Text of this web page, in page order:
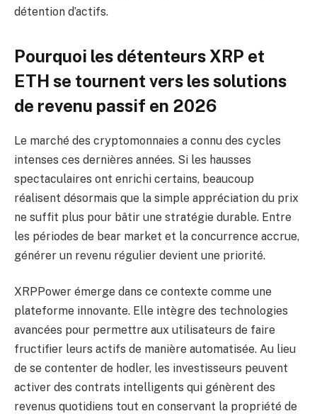
détention d’actifs.
Pourquoi les détenteurs XRP et
ETH se tournent vers les solutions
de revenu passif en 2026
Le marché des cryptomonnaies a connu des cycles
intenses ces dernières années. Si les hausses
spectaculaires ont enrichi certains, beaucoup
réalisent désormais que la simple appréciation du prix
ne suffit plus pour bâtir une stratégie durable. Entre
les périodes de bear market et la concurrence accrue,
générer un revenu régulier devient une priorité.
XRPPower émerge dans ce contexte comme une
plateforme innovante. Elle intègre des technologies
avancées pour permettre aux utilisateurs de faire
fructifier leurs actifs de manière automatisée. Au lieu
de se contenter de hodler, les investisseurs peuvent
activer des contrats intelligents qui génèrent des
revenus quotidiens tout en conservant la propriété de